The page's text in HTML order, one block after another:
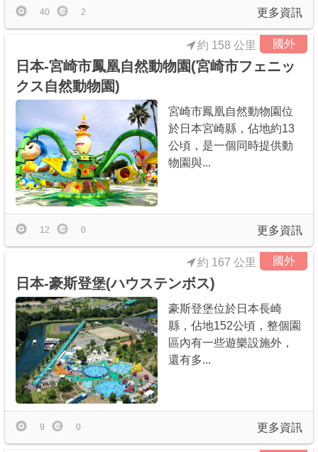
更多資訊
40 2
國外
約 158 公里
日本-宮崎市鳳凰自然動物園(宮崎市フェニッ
クス自然動物園)
宮崎市鳳凰自然動物園位
於日本宮崎縣，佔地約13
公頃，是一個同時提供動
物園與...
更多資訊
12 0
國外
約 167 公里
日本-豪斯登堡(ハウステンボス)
豪斯登堡位於日本長崎
縣，佔地152公頃，整個園
區內有一些遊樂設施外，
還有多...
更多資訊
9 0